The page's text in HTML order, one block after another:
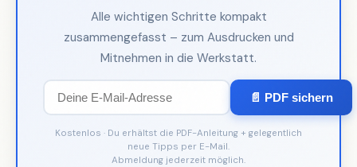
Alle wichtigen Schritte kompakt
zusammengefasst – zum Ausdrucken und
Mitnehmen in die Werkstatt.
📄 PDF sichern
Kostenlos · Du erhältst die PDF-Anleitung + gelegentlich
neue Tipps per E-Mail.
Abmeldung jederzeit möglich.